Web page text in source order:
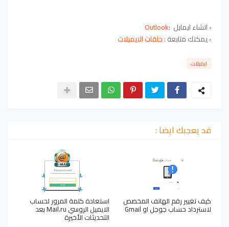
›انشاء ايمايل :
Outlook
›يمكنك متابعة :حلقات الايميلات
ايميلات
قد يعجبك ايضا :
كيف تغيير رقم الهاتف المخصص
لاسترداد حساب جوجل او Gmail
استعادة كلمة المرور لحساب
الايميل الروسي Mail.ru بعد
التحديثات الأخيرة